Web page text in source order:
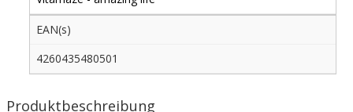
EAN(s)
4260435480501
Produktbeschreibung